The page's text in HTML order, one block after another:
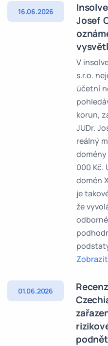
16.06.2026
Josef
V
s.r.o.
účetní
korun,
JUDr.
reálný
000 Kč.
domén
je
že
01.06.2026